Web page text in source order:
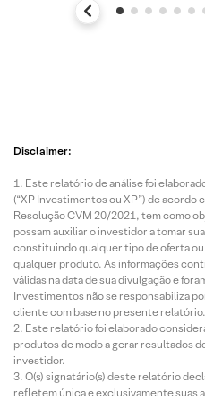
Disclaimer:
Este relatório de análise foi
(“XP Investimentos ou XP”) de acordo
Resolução CVM 20/2021, tem como
possam auxiliar o investidor a tomar
constituindo qualquer tipo de oferta
qualquer produto. As informações
válidas na data de sua divulgação e
Investimentos não se responsabiliza
cliente com base no presente relatório.
Este relatório foi elaborado
produtos de modo a gerar resultados
investidor.
O(s) signatário(s) deste relatório
refletem única e exclusivamente suas